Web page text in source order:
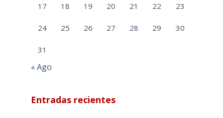
17 18 19 20 21 22 23
24 25 26 27 28 29 30
31
« Ago
Entradas recientes